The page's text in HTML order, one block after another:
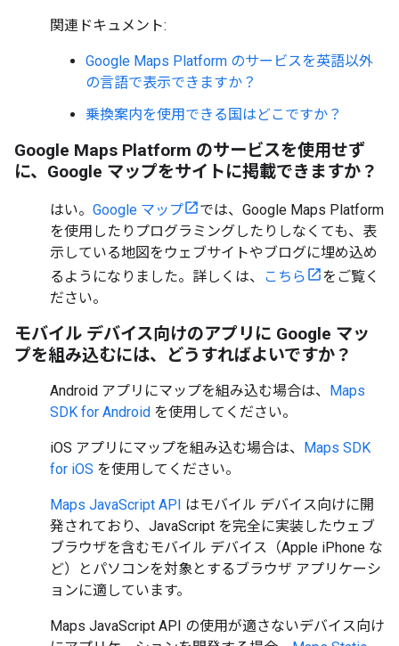
関連ドキュメント:
Google Maps Platform のサービスを英語以外
の言語で表示できますか？
乗換案内を使用できる国はどこですか？
Google Maps Platform のサービスを使用せず
に、Google マップをサイトに掲載できますか？
はい。 Google マップ
では、Google Maps Platform
を使用したりプログラミングしたりしなくても、表
示している地図をウェブサイトやブログに埋め込め
るようになりました。詳しくは、
こちら
をご覧く
ださい。
モバイル デバイス向けのアプリに Google マッ
プを組み込むには、どうすればよいですか？
Android アプリにマップを組み込む場合は、 Maps
SDK for Android を使用してください。
iOS アプリにマップを組み込む場合は、 Maps SDK
for iOS を使用してください。
Maps JavaScript API はモバイル デバイス向けに開
発されており、JavaScript を完全に実装したウェブ
ブラウザを含むモバイル デバイス（Apple iPhone な
ど）とパソコンを対象とするブラウザ アプリケーシ
ョンに適しています。
Maps JavaScript API の使用が適さないデバイス向け